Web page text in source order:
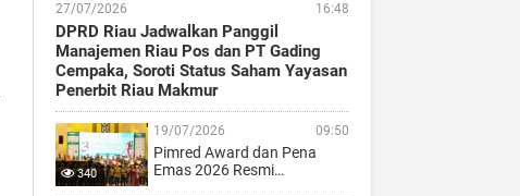
27/07/2026 16:48
DPRD Riau Jadwalkan Panggil
Manajemen Riau Pos dan PT Gading
Cempaka, Soroti Status Saham Yayasan
Penerbit Riau Makmur
340
19/07/2026 09:50
Pimred Award dan Pena
Emas 2026 Resmi…